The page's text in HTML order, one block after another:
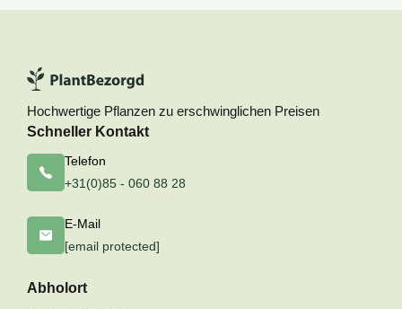
Hochwertige Pflanzen zu erschwinglichen Preisen
Schneller Kontakt
Telefon
+31(0)85 - 060 88 28
E-Mail
[email protected]
Abholort